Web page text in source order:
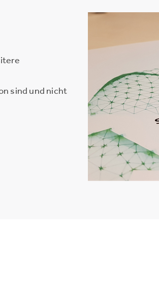
sind und nicht